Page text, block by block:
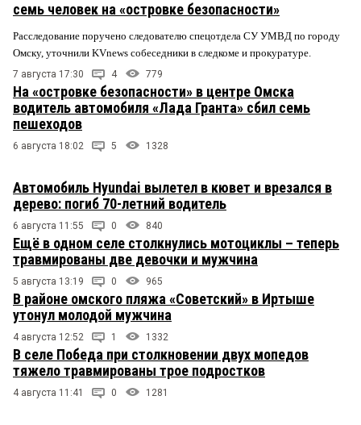
семь человек на «островке безопасности»
Расследование поручено следователю спецотдела СУ УМВД по городу
Омску, уточнили KVnews собеседники в следкоме и прокуратуре.
7 августа 17:30 4 779
На «островке безопасности» в центре Омска
водитель автомобиля «Лада Гранта» сбил семь
пешеходов
6 августа 18:02 5 1328
Автомобиль Hyundai вылетел в кювет и врезался в
дерево: погиб 70-летний водитель
6 августа 11:55 0 840
Ещё в одном селе столкнулись мотоциклы – теперь
травмированы две девочки и мужчина
5 августа 13:19 0 965
В районе омского пляжа «Советский» в Иртыше
утонул молодой мужчина
4 августа 12:52 1 1332
В селе Победа при столкновении двух мопедов
тяжело травмированы трое подростков
4 августа 11:41 0 1281